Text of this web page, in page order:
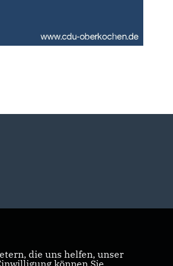
die uns helfen, unser
können Sie